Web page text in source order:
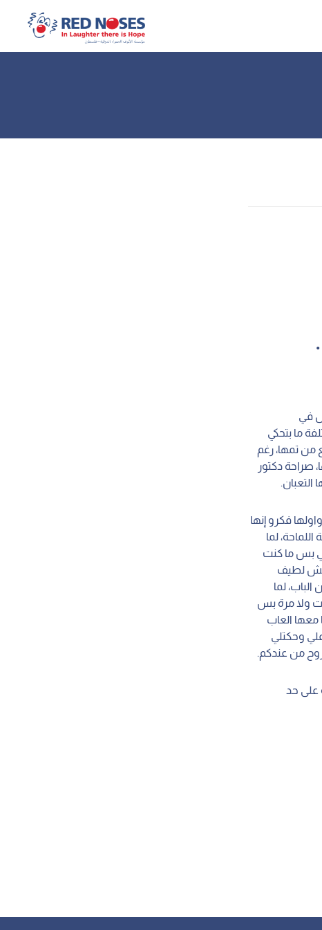
في
تقريباً، كانت مختلفة ما بتحكي
من تمها، رغم
صراحة دكتور
التعبان.
فكرو إنها
لما
بس ما كنت
مش لطيف
لما
ولا مرة بس
معها العاب
وحكتلي
من عندكم.
على حد